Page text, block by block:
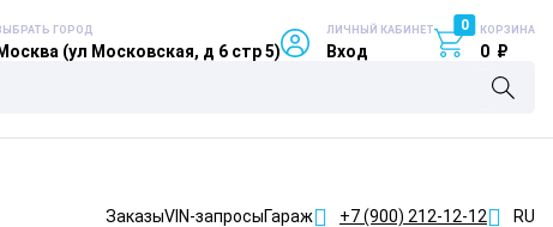
ГОРОД
Москва (ул Московская, д 6 стр 5)
ЛИЧНЫЙ КАБИНЕТ
Вход
0 КОРЗИНА
0 ₽
ЗаказыVIN-запросыГараж +7 (900) 212-12-12 RU